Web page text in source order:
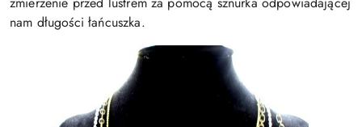
nam długości łańcuszka.